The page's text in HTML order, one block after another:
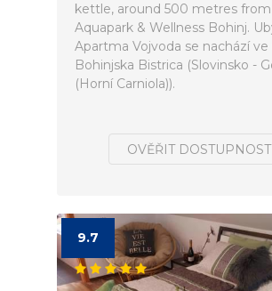
kettle, around 500 metres from
Aquapark & Wellness Bohinj.
Apartma Vojvoda se nachází
Bohinjska Bistrica (Slovinsko -
(Horní Carniola)).
OVĚŘIT DOSTUPNOST
9.7